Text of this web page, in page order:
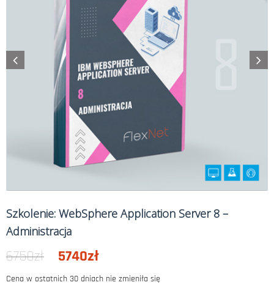
Szkolenie: WebSphere Application Server 8 –
Administracja
6750zł
Pierwotna
cena
5740zł
cena
Cena w ostatnich 30 dniach nie zmieniła się